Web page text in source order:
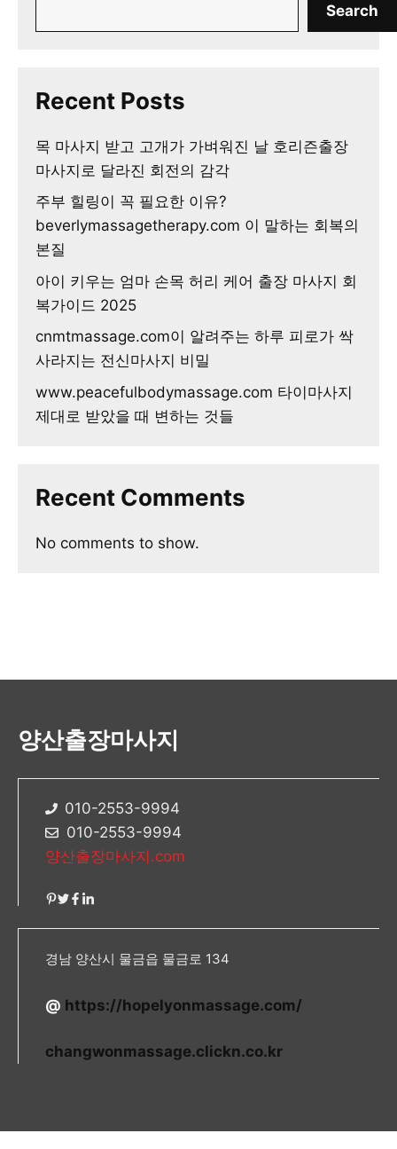
Search
Recent Posts
목 마사지 받고 고개가 가벼워진 날 호리즌출장
마사지로 달라진 회전의 감각
주부 힐링이 꼭 필요한 이유?
beverlymassagetherapy.com 이 말하는 회복의
본질
아이 키우는 엄마 손목 허리 케어 출장 마사지 회
복가이드 2025
cnmtmassage.com이 알려주는 하루 피로가 싹
사라지는 전신마사지 비밀
www.peacefulbodymassage.com 타이마사지
제대로 받았을 때 변하는 것들
Recent Comments
No comments to show.
양산출장마사지
010-2553-9994
010-2553-9994
양산출장마사지.com
경남 양산시 물금읍 물금로 134
@ https://hopelyonmassage.com/
changwonmassage.clickn.co.kr